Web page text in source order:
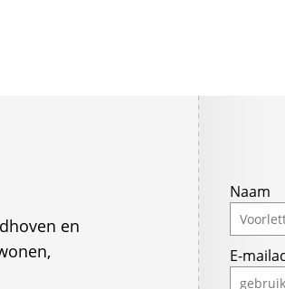
en
If
you
are
a
human,
Naam
E-